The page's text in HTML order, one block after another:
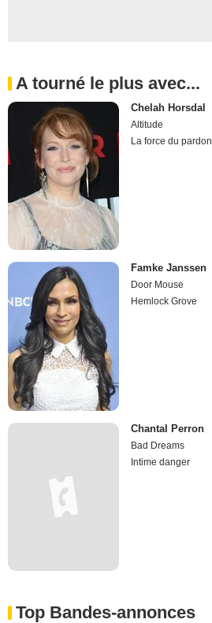
A tourné le plus avec...
Chelah Horsdal
Altitude
La force du pardon
Famke Janssen
Door Mouse
Hemlock Grove
Chantal Perron
Bad Dreams
Intime danger
Top Bandes-annonces